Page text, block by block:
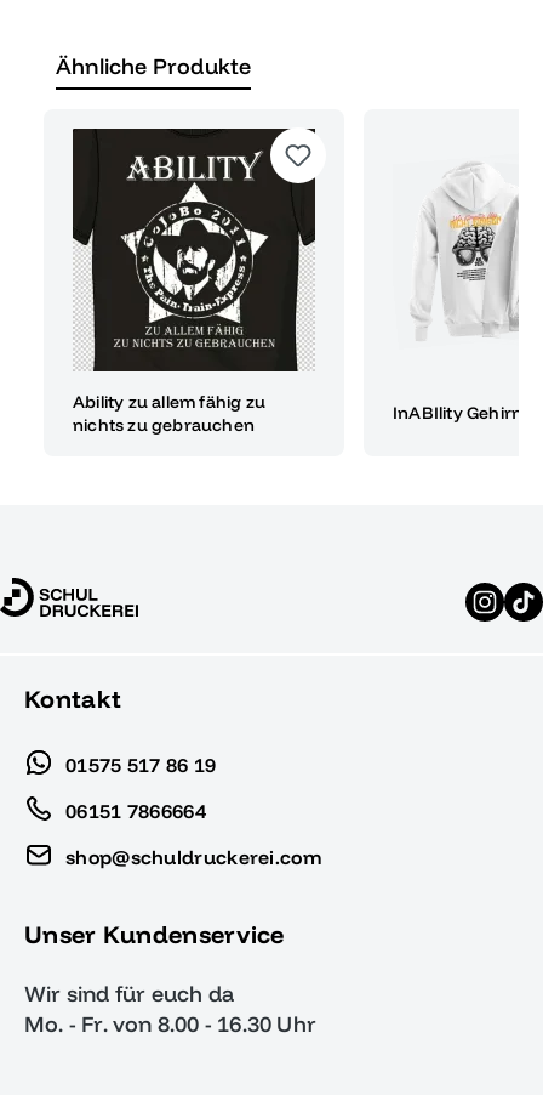
Ähnliche Produkte
Ability zu allem fähig zu
nichts zu gebrauchen
InABIlity Gehirn
Kontakt
01575 517 86 19
06151 7866664
shop@schuldruckerei.com
Unser Kundenservice
Wir sind für euch da
Mo. - Fr. von 8.00 - 16.30 Uhr